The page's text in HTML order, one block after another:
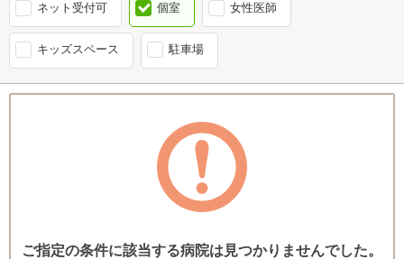
ネット受付可 個室 女性医師
キッズスペース 駐車場
ご指定の条件に該当する病院は見つかりませんでした。